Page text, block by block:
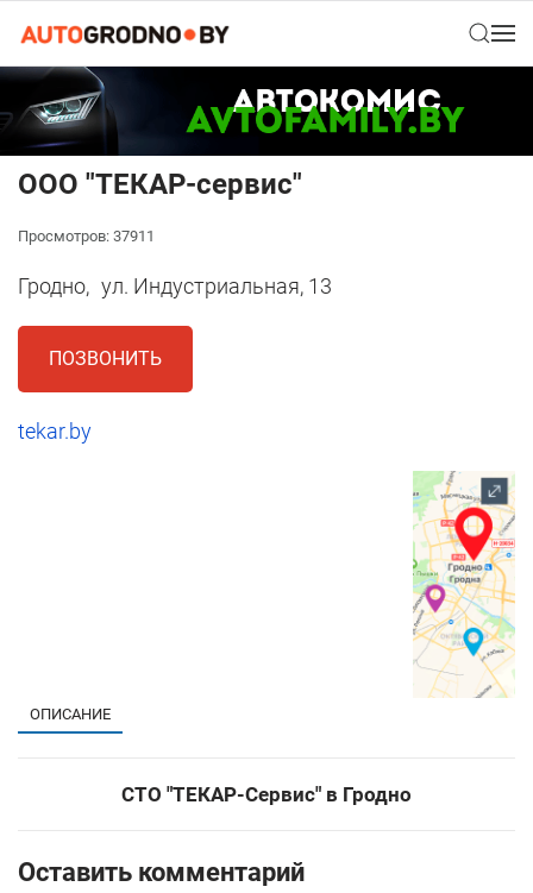
ООО "ТЕКАР-сервис"
Просмотров: 37911
Гродно, ул. Индустриальная, 13
ПОЗВОНИТЬ
tekar.by
ОПИСАНИЕ
СТО "ТЕКАР-Сервис" в Гродно
Оставить комментарий